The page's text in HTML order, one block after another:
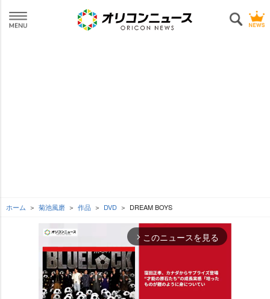
ホーム 菊池風磨 作品 DVD DREAM BOYS
arrow_forward_ios このニュースを見る